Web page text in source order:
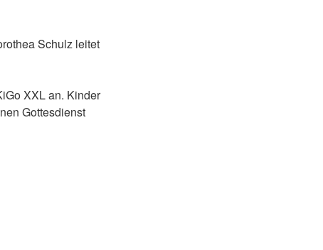
Schulz leitet
XXL an. Kinder
Gottesdienst